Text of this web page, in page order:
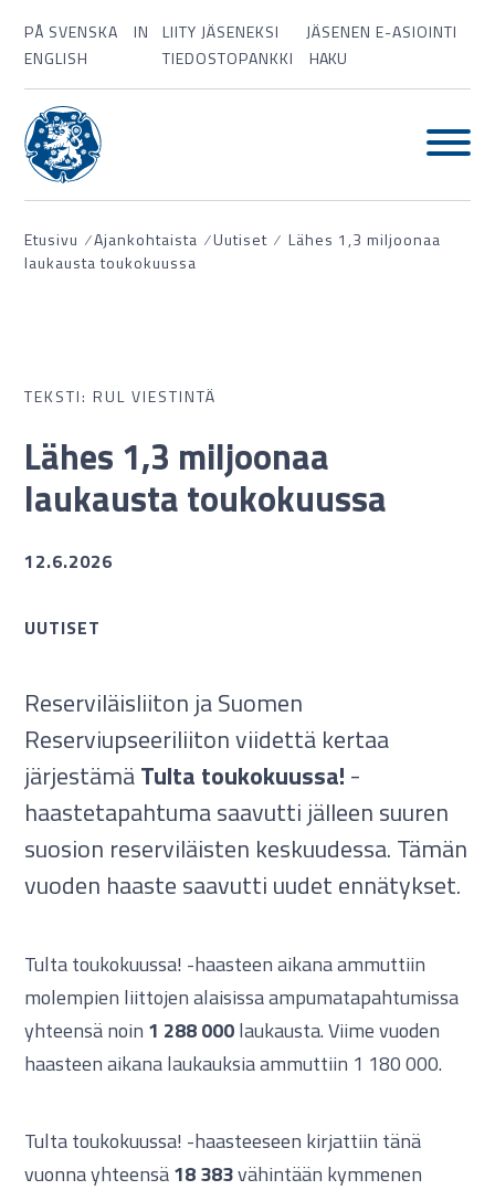
PÅ SVENSKA
IN
ENGLISH
LIITY JÄSENEKSI
JÄSENEN E-ASIOINTI
TIEDOSTOPANKKI
HAKU
Etusivu ⁄Ajankohtaista ⁄Uutiset ⁄ Lähes 1,3 miljoonaa
laukausta toukokuussa
TEKSTI: RUL VIESTINTÄ
Lähes 1,3 miljoonaa
laukausta toukokuussa
12.6.2026
UUTISET
Reserviläisliiton ja Suomen
Reserviupseeriliiton viidettä kertaa
järjestämäTulta toukokuussa! -
haastetapahtuma saavutti jälleen suuren
suosion reserviläisten keskuudessa. Tämän
vuoden haaste saavutti uudet ennätykset.
Tulta toukokuussa! -haasteen aikana ammuttiin
molempien liittojen alaisissa ampumatapahtumissa
yhteensä noin 1 288 000laukausta. Viime vuoden
haasteen aikana laukauksia ammuttiin 1 180 000.
Tulta toukokuussa! -haasteeseen kirjattiin tänä
vuonna yhteensä18 383vähintään kymmenen